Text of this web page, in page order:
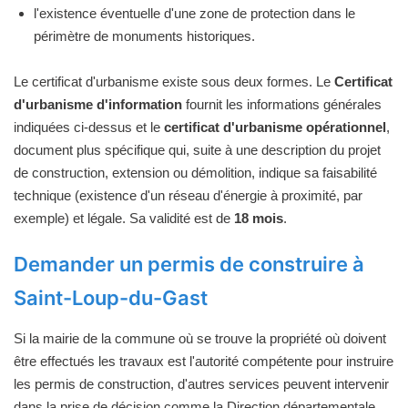
l'existence éventuelle d'une zone de protection dans le
périmètre de monuments historiques.
Le certificat d'urbanisme existe sous deux formes. Le Certificat
d'urbanisme d'information fournit les informations générales
indiquées ci-dessus et le certificat d'urbanisme opérationnel,
document plus spécifique qui, suite à une description du projet
de construction, extension ou démolition, indique sa faisabilité
technique (existence d'un réseau d'énergie à proximité, par
exemple) et légale. Sa validité est de 18 mois.
Demander un permis de construire à
Saint-Loup-du-Gast
Si la mairie de la commune où se trouve la propriété où doivent
être effectués les travaux est l'autorité compétente pour instruire
les permis de construction, d'autres services peuvent intervenir